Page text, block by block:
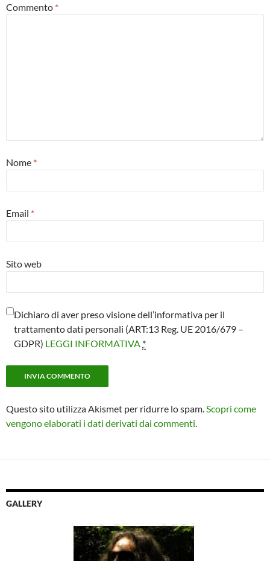
Commento *
Nome *
Email *
Sito web
Dichiaro di aver preso visione dell’informativa per il
trattamento dati personali (ART:13 Reg. UE 2016/679 –
GDPR) LEGGI INFORMATIVA *
Questo sito utilizza Akismet per ridurre lo spam. Scopri come
vengono elaborati i dati derivati dai commenti
GALLERY